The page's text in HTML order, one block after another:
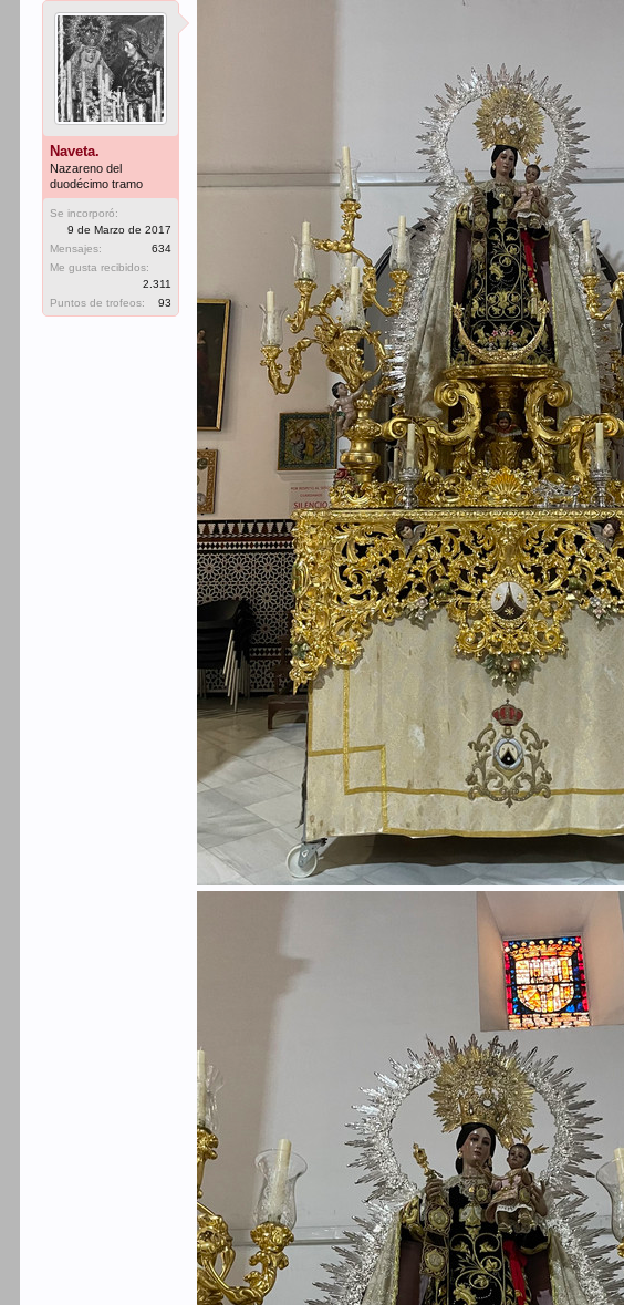
Naveta.
Nazareno del
duodécimo tramo
Se incorporó:
9 de Marzo de 2017
Mensajes:
634
Me gusta recibidos:
2.311
Puntos de trofeos:
93